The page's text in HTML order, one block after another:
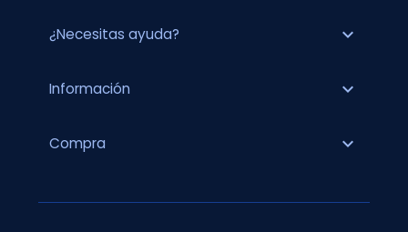
¿Necesitas ayuda? expand_more
Información expand_more
Compra expand_more